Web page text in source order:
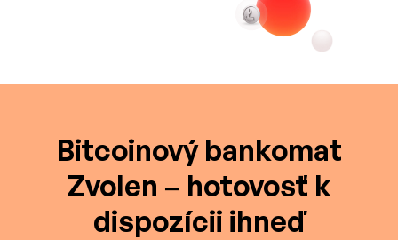
Bitcoinový bankomat
Zvolen – hotovosť k
dispozícii ihneď